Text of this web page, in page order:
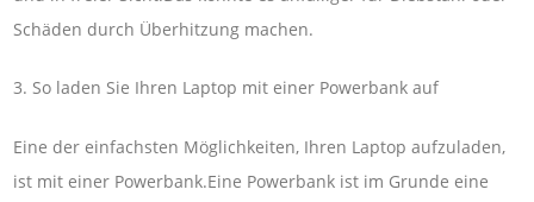
Schäden durch Überhitzung machen.
3. So laden Sie Ihren Laptop mit einer Powerbank auf
Eine der einfachsten Möglichkeiten, Ihren Laptop aufzuladen,
ist mit einer Powerbank.Eine Powerbank ist im Grunde eine